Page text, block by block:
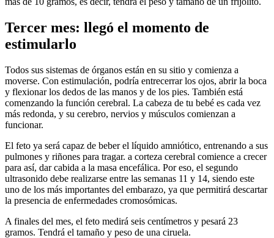
Tercer mes: llegó el momento de
estimularlo
Todos sus sistemas de órganos están en su sitio y comienza a
moverse. Con estimulación, podría entrecerrar los ojos, abrir la boca
y flexionar los dedos de las manos y de los pies. También está
comenzando la función cerebral. La cabeza de tu bebé es cada vez
más redonda, y su cerebro, nervios y músculos comienzan a
funcionar.
El feto ya será capaz de beber el líquido amniótico, entrenando a sus
pulmones y riñones para tragar. a corteza cerebral comience a crecer
para así, dar cabida a la masa encefálica. Por eso, el segundo
ultrasonido debe realizarse entre las semanas 11 y 14, siendo este
uno de los más importantes del embarazo, ya que permitirá descartar
la presencia de enfermedades cromosómicas.
A finales del mes, el feto medirá seis centímetros y pesará 23
gramos. Tendrá el tamaño y peso de una ciruela.